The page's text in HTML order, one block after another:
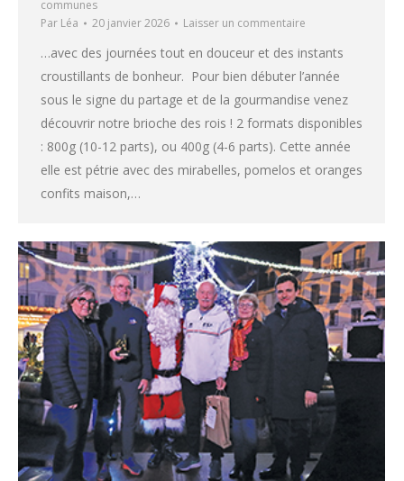
communes
Par Léa 20 janvier 2026 Laisser un commentaire
…avec des journées tout en douceur et des instants
croustillants de bonheur. Pour bien débuter l’année
sous le signe du partage et de la gourmandise venez
découvrir notre brioche des rois ! 2 formats disponibles
: 800g (10-12 parts), ou 400g (4-6 parts). Cette année
elle est pétrie avec des mirabelles, pomelos et oranges
confits maison,…